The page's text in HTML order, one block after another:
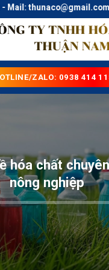
thunaco@gmail.com
ZALO: 0938 414
hóa chất
nông nghiệp